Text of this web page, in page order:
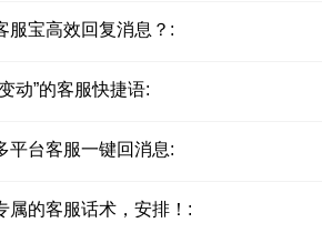
服宝高效回复消息？:
动”的客服快捷语:
平台客服一键回消息:
属的客服话术，安排！: